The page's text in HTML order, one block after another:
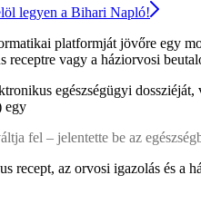
legyen a Bihari Napló!
platformját jövőre egy
receptre vagy a háziorvosi
egészségügyi
egy
fel – jelentette be az
recept, az orvosi igazolás és